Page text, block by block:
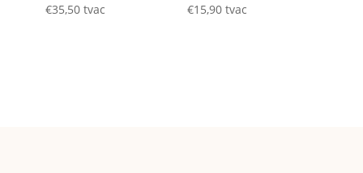
€35,50 tvac €15,90 tvac